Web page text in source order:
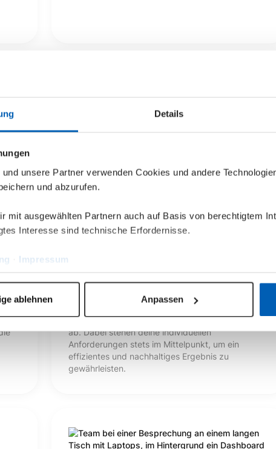
Details
unsere Partner verwenden Cookies und andere
und abzurufen.
mit ausgewählten Partnern auch auf Basis von berechtigtem
Interesse sind technische Erfordernisse.
Impressum
ablehnen Anpassen
So
Für individuelle Wünsche zur Erweiterung des
epilot Funktionsumfangs oder komplexe
Integrationsszenarien bieten wir Projekte an. Wir
Koordination und stimmen alle Schritte eng mit dir
ab. Dabei stehen deine individuellen
Anforderungen stets im Mittelpunkt, um ein
effizientes und nachhaltiges Ergebnis zu
gewährleisten.